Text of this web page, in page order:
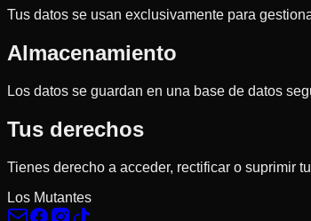
Tus datos se usan exclusivamente para
Almacenamiento
Los datos se guardan en una base de datos
Tus derechos
Tienes derecho a acceder, rectificar o suprimir
Los Mutantes